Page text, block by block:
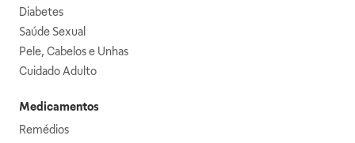
Diabetes
Saúde Sexual
Pele, Cabelos e Unhas
Cuidado Adulto
Medicamentos
Remédios